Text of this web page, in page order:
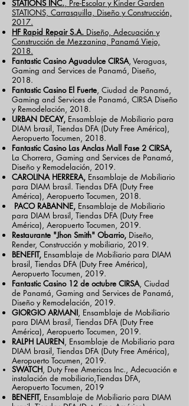
STATIONS INC., Pre-Escolar y Kinder Garden
STATIONS, Carrasquilla, Diseño y Construcción,
2017.
HF Rapid Repair S.A. Diseño, Adecuación y
Construcción de Mezzanina, Panamá Viejo,
2018.
Fantastic Casino Aguadulce CIRSA, Veraguas,
Gaming and Services de Panamá, Diseño,
2018.
Fantastic Casino El Fuerte, Ciudad de Panamá,
Gaming and Services de Panamá, CIRSA Diseño
y Remodelación, 2018.
URBAN DECAY, Ensamblaje de Mobiliario para
DIAM brasil, Tiendas DFA (Duty Free América),
Aeropuerto Tocumen, 2018.
Fantastic Casino Las Anclas Mall Fase 2 CIRSA,
La Chorrera, Gaming and Services de Panamá,
Diseño y Remodelación, 2019.
CAROLINA HERRERA, Ensamblaje de Mobiliario
para DIAM brasil. Tiendas DFA (Duty Free
América), Aeropuerto Tocumen, 2018.
PACO RABANNE, Ensamblaje de Mobiliario
para DIAM brasil, Tiendas DFA (Duty Free
América), Aeropuerto Tocumen, 2019.
Restaurante "Jhon Smith" Obarrio, Diseño,
Render, Construcción y mobiliario, 2019.
BENEFIT, Ensamblaje de Mobiliario para DIAM
brasil, Tiendas DFA (Duty Free América),
Aeropuerto Tocumen, 2019.
Fantastic Casino 12 de octubre CIRSA, Ciudad
de Panamá, Gaming and Services de Panamá,
Diseño y Remodelación, 2019.
GIORGIO ARMANI, Ensamblaje de Mobiliario
para DIAM brasil, Tiendas DFA (Duty Free
América), Aeropuerto Tocumen, 2019.
RALPH LAUREN, Ensamblaje de Mobiliario para
DIAM brasil, Tiendas DFA (Duty Free América),
Aeropuerto Tocumen, 2019.
SWATCH, Duty Free Americas Inc., Adecuación e
instalación de mobiliario,Tiendas DFA,
Aeropuerto Tocumen, 2019
BENEFIT, Ensamblaje de Mobiliario para DIAM